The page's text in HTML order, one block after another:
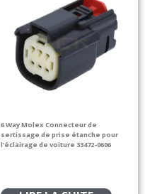
6 Way Molex Connecteur de
sertissage de prise étanche pour
l’éclairage de voiture 33472-0606